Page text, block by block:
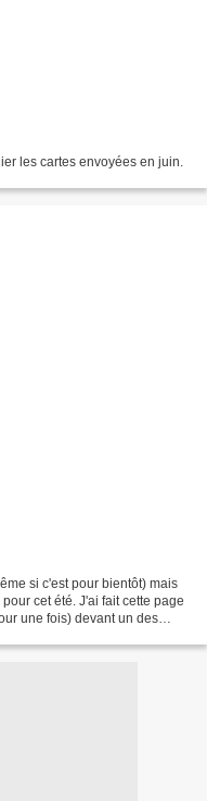
les cartes envoyées en juin.
si c'est pour bientôt) mais
cet été. J'ai fait cette page
une fois) devant un des